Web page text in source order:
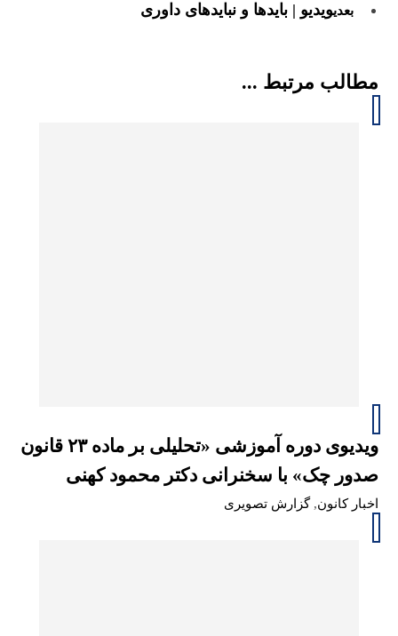
بعدیویدیو | بایدها و نبایدهای داوری
مطالب مرتبط ...
ویدیوی دوره آموزشی «تحلیلی بر ماده ۲۳ قانون
صدور چک» با سخنرانی دکتر محمود کهنی
اخبار کانون,گزارش تصویری